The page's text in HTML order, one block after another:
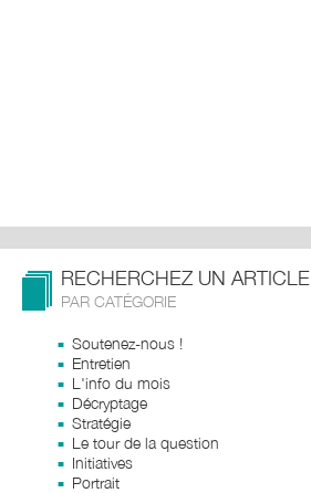
RECHERCHEZ UN ARTICLE
PAR CATÉGORIE
Soutenez-nous !
Entretien
L'info du mois
Décryptage
Stratégie
Le tour de la question
Initiatives
Portrait